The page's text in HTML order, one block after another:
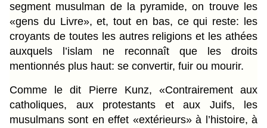
segment musulman de la pyramide, on trouve les
«gens du Livre», et, tout en bas, ce qui reste: les
croyants de toutes les autres religions et les athées
auxquels l’islam ne reconnaît que les droits
mentionnés plus haut: se convertir, fuir ou mourir.
Comme le dit Pierre Kunz, «Contrairement aux
catholiques, aux protestants et aux Juifs, les
musulmans sont en effet «extérieurs» à l’histoire, à